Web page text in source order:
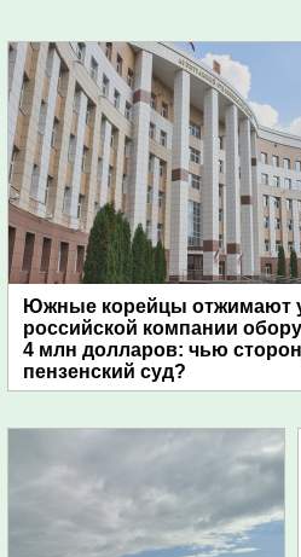
Южные корейцы отжимают
российской компании
4 млн долларов: чью
пензенский суд?